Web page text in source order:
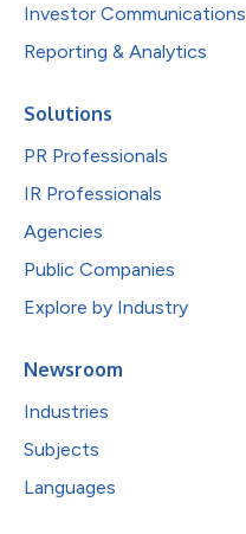
Investor Communications
Reporting & Analytics
Solutions
PR Professionals
IR Professionals
Agencies
Public Companies
Explore by Industry
Newsroom
Industries
Subjects
Languages